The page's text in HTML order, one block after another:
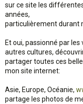
sur ce site les
années,
particulièrement durant
Et oui, passionné par
autres cultures,
partager toutes ces
mon site internet:
Asie, Europe, Océanie,
partage les photos de